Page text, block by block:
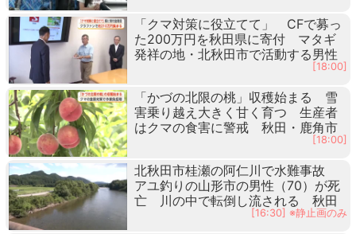
「クマ対策に役立てて」 CFで募っ
た200万円を秋田県に寄付 マタギ
発祥の地・北秋田市で活動する男性
[18:00]
「かづの北限の桃」収穫始まる 雪
害乗り越え大きく甘く育つ 生産者
はクマの食害に警戒 秋田・鹿角市
[18:00]
北秋田市桂瀬の阿仁川で水難事故
アユ釣りの山形市の男性（70）が死
亡 川の中で転倒し流される 秋田
[16:30] ※静止画のみ